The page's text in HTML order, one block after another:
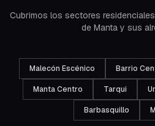
Cubrimos los sectores
de Manta y sus
Malecón Escénico Barrio
Manta Centro Tarqui
Barbasquillo